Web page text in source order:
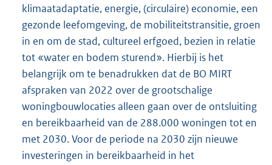
klimaatadaptatie, energie, (circulaire) economie, een
gezonde leefomgeving, de mobiliteitstransitie, groen
in en om de stad, cultureel erfgoed, bezien in relatie
tot «water en bodem sturend». Hierbij is het
belangrijk om te benadrukken dat de BO MIRT
afspraken van 2022 over de grootschalige
woningbouwlocaties alleen gaan over de ontsluiting
en bereikbaarheid van de 288.000 woningen tot en
met 2030. Voor de periode na 2030 zijn nieuwe
investeringen in bereikbaarheid in het